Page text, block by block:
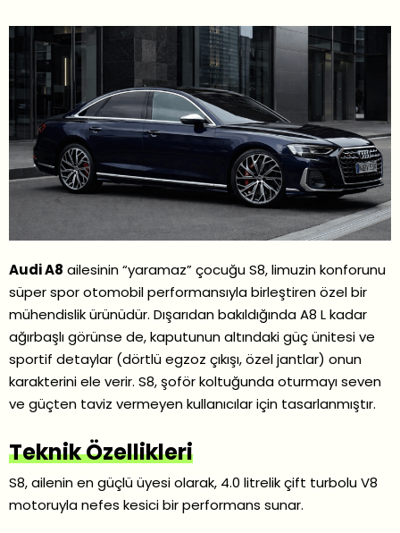
Audi A8 ailesinin “yaramaz” çocuğu S8, limuzin konforunu
süper spor otomobil performansıyla birleştiren özel bir
mühendislik ürünüdür. Dışarıdan bakıldığında A8 L kadar
ağırbaşlı görünse de, kaputunun altındaki güç ünitesi ve
sportif detaylar (dörtlü egzoz çıkışı, özel jantlar) onun
karakterini ele verir. S8, şoför koltuğunda oturmayı seven
ve güçten taviz vermeyen kullanıcılar için tasarlanmıştır.
Teknik Özellikleri
S8, ailenin en güçlü üyesi olarak, 4.0 litrelik çift turbolu V8
motoruyla nefes kesici bir performans sunar.